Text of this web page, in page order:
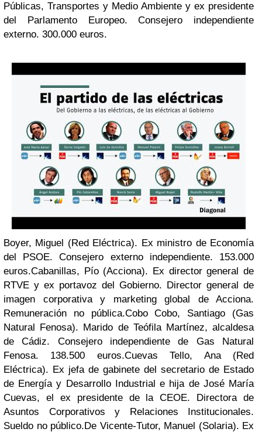
Públicas, Transportes y Medio Ambiente y ex presidente
del Parlamento Europeo. Consejero independiente
externo. 300.000 euros.
Boyer, Miguel (Red Eléctrica). Ex ministro de Economía
del PSOE. Consejero externo independiente. 153.000
euros.Cabanillas, Pío (Acciona). Ex director general de
RTVE y ex portavoz del Gobierno. Director general de
imagen corporativa y marketing global de Acciona.
Remuneración no pública.Cobo Cobo, Santiago (Gas
Natural Fenosa). Marido de Teófila Martínez, alcaldesa
de Cádiz. Consejero independiente de Gas Natural
Fenosa. 138.500 euros.Cuevas Tello, Ana (Red
Eléctrica). Ex jefa de gabinete del secretario de Estado
de Energía y Desarrollo Industrial e hija de José María
Cuevas, el ex presidente de la CEOE. Directora de
Asuntos Corporativos y Relaciones Institucionales.
Sueldo no público.De Vicente-Tutor, Manuel (Solaria). Ex